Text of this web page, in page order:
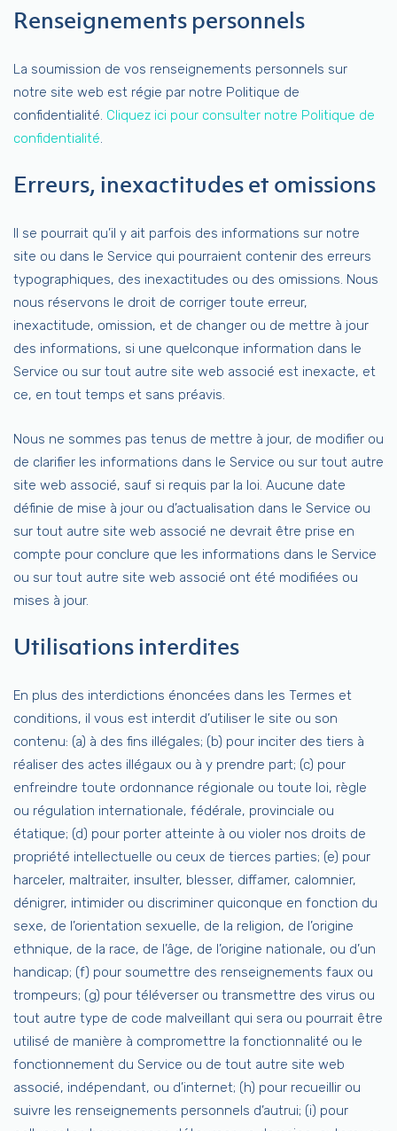
Renseignements personnels
La soumission de vos renseignements personnels sur
notre site web est régie par notre Politique de
confidentialité. Cliquez ici pour consulter notre Politique de
confidentialité.
Erreurs, inexactitudes et omissions
Il se pourrait qu’il y ait parfois des informations sur notre
site ou dans le Service qui pourraient contenir des erreurs
typographiques, des inexactitudes ou des omissions. Nous
nous réservons le droit de corriger toute erreur,
inexactitude, omission, et de changer ou de mettre à jour
des informations, si une quelconque information dans le
Service ou sur tout autre site web associé est inexacte, et
ce, en tout temps et sans préavis.
Nous ne sommes pas tenus de mettre à jour, de modifier ou
de clarifier les informations dans le Service ou sur tout autre
site web associé, sauf si requis par la loi. Aucune date
définie de mise à jour ou d’actualisation dans le Service ou
sur tout autre site web associé ne devrait être prise en
compte pour conclure que les informations dans le Service
ou sur tout autre site web associé ont été modifiées ou
mises à jour.
Utilisations interdites
En plus des interdictions énoncées dans les Termes et
conditions, il vous est interdit d’utiliser le site ou son
contenu: (a) à des fins illégales; (b) pour inciter des tiers à
réaliser des actes illégaux ou à y prendre part; (c) pour
enfreindre toute ordonnance régionale ou toute loi, règle
ou régulation internationale, fédérale, provinciale ou
étatique; (d) pour porter atteinte à ou violer nos droits de
propriété intellectuelle ou ceux de tierces parties; (e) pour
harceler, maltraiter, insulter, blesser, diffamer, calomnier,
dénigrer, intimider ou discriminer quiconque en fonction du
sexe, de l’orientation sexuelle, de la religion, de l’origine
ethnique, de la race, de l’âge, de l’origine nationale, ou d’un
handicap; (f) pour soumettre des renseignements faux ou
trompeurs; (g) pour téléverser ou transmettre des virus ou
tout autre type de code malveillant qui sera ou pourrait être
utilisé de manière à compromettre la fonctionnalité ou le
fonctionnement du Service ou de tout autre site web
associé, indépendant, ou d’internet; (h) pour recueillir ou
suivre les renseignements personnels d’autrui; (i) pour